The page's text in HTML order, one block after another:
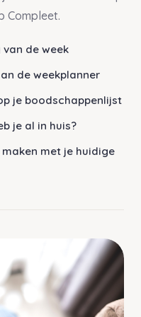
Compleet.
de week
de weekplanner
je boodschappenlijst
je al in huis?
met je huidige